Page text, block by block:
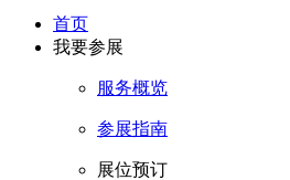
首页
我要参展
服务概览
参展指南
展位预订